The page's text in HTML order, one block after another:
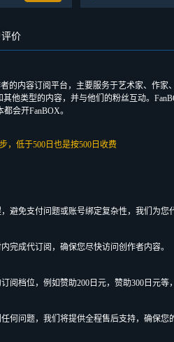
价
的内容订阅平台，主要服务于艺术家、作
他类型的内容，并与他们的粉丝互动。
会开FanBOX。
，低于500日也是按500日收费
避免支付问题或账号绑定复杂性，我们为
完成代订阅，确保您尽快访问创作者内容。
阅档位，例如赞助200日元，赞助300日元
何问题，我们将提供全程售后支持，确保